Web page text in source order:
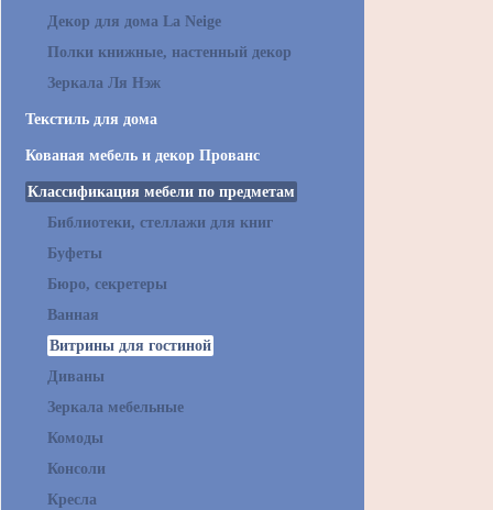
Декор для дома La Neige
Полки книжные, настенный декор
Зеркала Ля Нэж
Текстиль для дома
Кованая мебель и декор Прованс
Классификация мебели по предметам
Библиотеки, стеллажи для книг
Буфеты
Бюро, секретеры
Ванная
Витрины для гостиной
Диваны
Зеркала мебельные
Комоды
Консоли
Кресла